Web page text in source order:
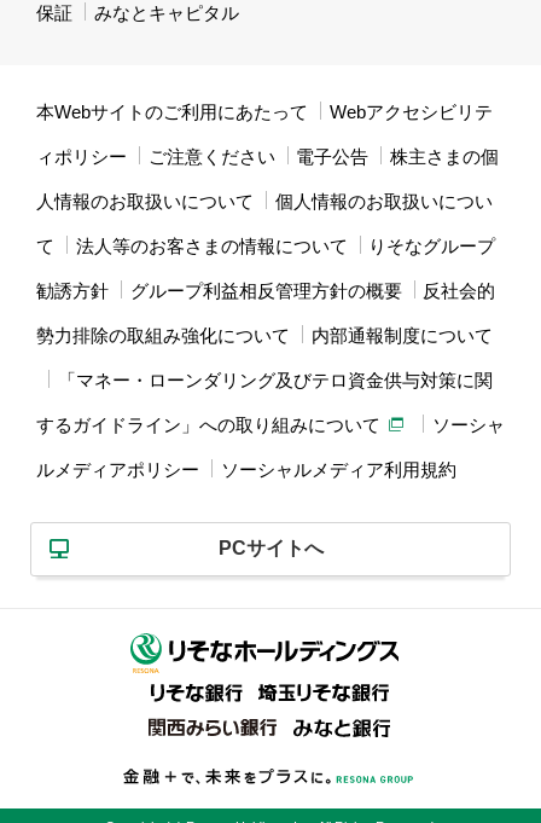
保証 みなとキャピタル
本Webサイトのご利用にあたって Webアクセシビリテ
ィポリシー ご注意ください 電子公告 株主さまの個
人情報のお取扱いについて 個人情報のお取扱いについ
て 法人等のお客さまの情報について りそなグループ
勧誘方針 グループ利益相反管理方針の概要 反社会的
勢力排除の取組み強化について 内部通報制度について
「マネー・ローンダリング及びテロ資金供与対策に関
するガイドライン」への取り組みについて ソーシャ
ルメディアポリシー ソーシャルメディア利用規約
PCサイトへ